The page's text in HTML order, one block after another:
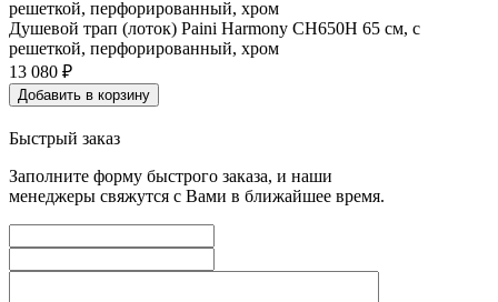
Душевой трап (лоток) Paini Harmony CH650H 65 см, с
решеткой, перфорированный, хром
13 080 ₽
Добавить в корзину
Быстрый заказ
Заполните форму быстрого заказа, и наши
менеджеры свяжутся с Вами в ближайшее время.